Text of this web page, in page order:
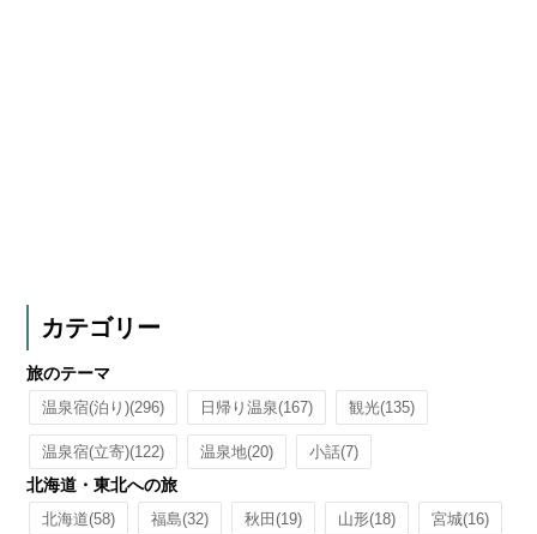
カテゴリー
旅のテーマ
温泉宿(泊り)(296) 日帰り温泉(167) 観光(135)
温泉宿(立寄)(122) 温泉地(20) 小話(7)
北海道・東北への旅
北海道(58) 福島(32) 秋田(19) 山形(18) 宮城(16)